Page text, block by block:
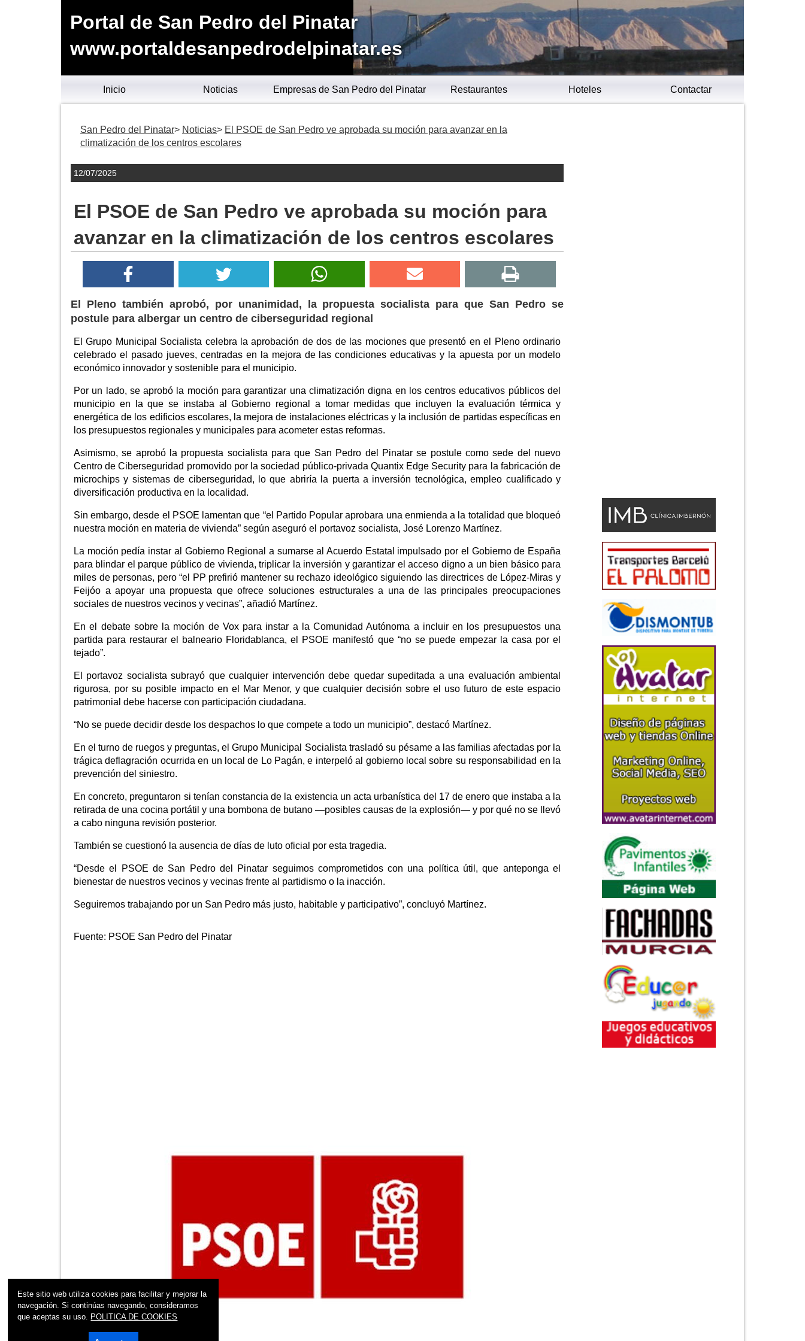
Portal de San Pedro del Pinatar
www.portaldesanpedrodelpinatar.es
Inicio Noticias Empresas de San Pedro del Pinatar Restaurantes Hoteles Contactar
San Pedro del Pinatar Noticias
El PSOE de San Pedro ve aprobada su moción para avanzar en la
climatización de los centros escolares
12/07/2025
El PSOE de San Pedro ve aprobada su moción para
avanzar en la climatización de los centros escolares
El Pleno también aprobó, por unanimidad, la propuesta socialista para que San Pedro se
postule para albergar un centro de ciberseguridad regional
El Grupo Municipal Socialista celebra la aprobación de dos de las mociones que presentó en el Pleno ordinario
celebrado el pasado jueves, centradas en la mejora de las condiciones educativas y la apuesta por un modelo
económico innovador y sostenible para el municipio.
Por un lado, se aprobó la moción para garantizar una climatización digna en los centros educativos públicos del
municipio en la que se instaba al Gobierno regional a tomar medidas que incluyen la evaluación térmica y
energética de los edificios escolares, la mejora de instalaciones eléctricas y la inclusión de partidas específicas en
los presupuestos regionales y municipales para acometer estas reformas.
Asimismo, se aprobó la propuesta socialista para que San Pedro del Pinatar se postule como sede del nuevo
Centro de Ciberseguridad promovido por la sociedad público-privada Quantix Edge Security para la fabricación de
microchips y sistemas de ciberseguridad, lo que abriría la puerta a inversión tecnológica, empleo cualificado y
diversificación productiva en la localidad.
Sin embargo, desde el PSOE lamentan que “el Partido Popular aprobara una enmienda a la totalidad que bloqueó
nuestra moción en materia de vivienda” según aseguró el portavoz socialista, José Lorenzo Martínez.
La moción pedía instar al Gobierno Regional a sumarse al Acuerdo Estatal impulsado por el Gobierno de España
para blindar el parque público de vivienda, triplicar la inversión y garantizar el acceso digno a un bien básico para
miles de personas, pero “el PP prefirió mantener su rechazo ideológico siguiendo las directrices de López-Miras y
Feijóo a apoyar una propuesta que ofrece soluciones estructurales a una de las principales preocupaciones
sociales de nuestros vecinos y vecinas”, añadió Martínez.
En el debate sobre la moción de Vox para instar a la Comunidad Autónoma a incluir en los presupuestos una
partida para restaurar el balneario Floridablanca, el PSOE manifestó que “no se puede empezar la casa por el
tejado”.
El portavoz socialista subrayó que cualquier intervención debe quedar supeditada a una evaluación ambiental
rigurosa, por su posible impacto en el Mar Menor, y que cualquier decisión sobre el uso futuro de este espacio
patrimonial debe hacerse con participación ciudadana.
“No se puede decidir desde los despachos lo que compete a todo un municipio”, destacó Martínez.
En el turno de ruegos y preguntas, el Grupo Municipal Socialista trasladó su pésame a las familias afectadas por la
trágica deflagración ocurrida en un local de Lo Pagán, e interpeló al gobierno local sobre su responsabilidad en la
prevención del siniestro.
En concreto, preguntaron si tenían constancia de la existencia un acta urbanística del 17 de enero que instaba a la
retirada de una cocina portátil y una bombona de butano —posibles causas de la explosión— y por qué no se llevó
a cabo ninguna revisión posterior.
También se cuestionó la ausencia de días de luto oficial por esta tragedia.
“Desde el PSOE de San Pedro del Pinatar seguimos comprometidos con una política útil, que anteponga el
bienestar de nuestros vecinos y vecinas frente al partidismo o la inacción.
Seguiremos trabajando por un San Pedro más justo, habitable y participativo”, concluyó Martínez.
Fuente: PSOE San Pedro del Pinatar
Este sitio web utiliza cookies para facilitar y mejorar la
navegación. Si continúas navegando, consideramos
que aceptas su uso. POLITICA DE COOKIES